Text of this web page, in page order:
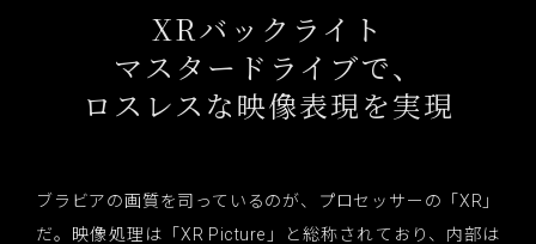
XRバックライト
マスタードライブで、
ロスレスな映像表現を実現
ブラビアの画質を司っているのが、プロセッサーの「XR」
だ。映像処理は「XR Picture」と総称されており、内部は